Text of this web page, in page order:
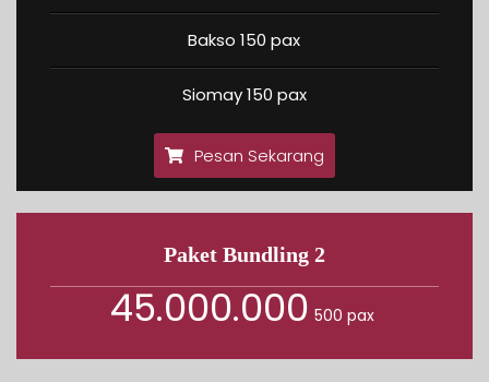
Bakso 150 pax
Siomay 150 pax
Pesan Sekarang
Paket Bundling 2
45.000.000 500 pax